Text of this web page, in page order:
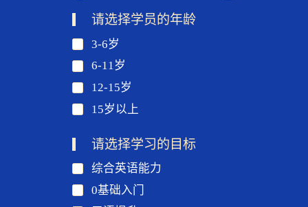
请选择学员的年龄
3-6岁
6-11岁
12-15岁
15岁以上
请选择学习的目标
综合英语能力
0基础入门